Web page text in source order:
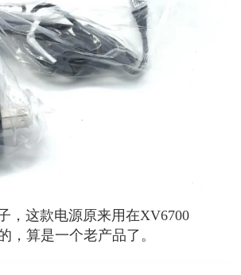
，这款电源原来用在XV6700
，算是一个老产品了。